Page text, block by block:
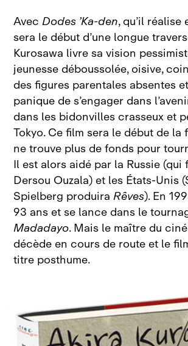
AvecDodes ’Ka‑den, qu’il réalise
sera le début d’une longue
Kurosawa livre sa vision
jeunesse déboussolée, oisive,
des figures parentales absentes
panique de s’engager dans
dans les bidonvilles crasseux et
Tokyo. Ce film sera le début de la
ne trouve plus de fonds pour
Il est alors aidé par la Russie (qui
Dersou Ouzala) et les États‑Unis
Spielberg produiraRêves). En
93 ans et se lance dans le
Madadayo. Mais le maître du
décède en cours de route et le
titre posthume.